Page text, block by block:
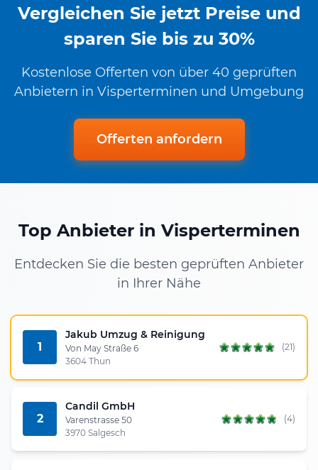
Vergleichen Sie jetzt Preise und
sparen Sie bis zu 30%
Kostenlose Offerten von über 40 geprüften
Anbietern in Visperterminen und Umgebung
Offerten anfordern
Top Anbieter in Visperterminen
Entdecken Sie die besten geprüften Anbieter
in Ihrer Nähe
1
Jakub Umzug & Reinigung
Von May Straße 6
3604 Thun
(21)
2
Candil GmbH
Varenstrasse 50
3970 Salgesch
(4)